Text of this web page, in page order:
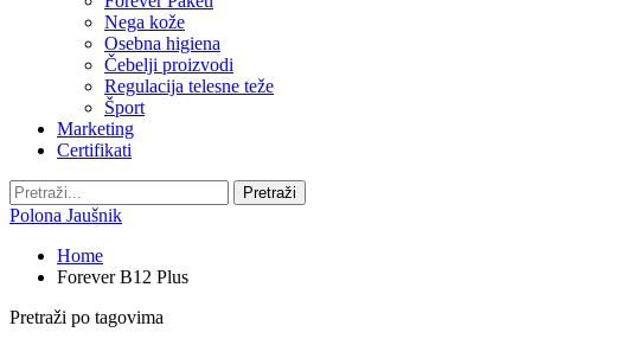
Nega kože
Osebna higiena
Čebelji proizvodi
Regulacija telesne teže
Šport
Marketing
Certifikati
Polona Jaušnik
Home
Forever B12 Plus
Pretraži po tagovima